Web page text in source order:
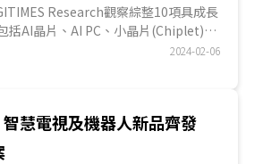
Research觀察綜整10項具成長
括AI晶片、AI PC、小晶片(Chiplet)設
2024-02-06
慧電視及機器人新品齊發